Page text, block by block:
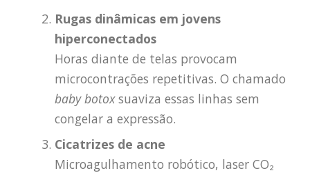
Rugas dinâmicas em jovens
hiperconectados
Horas diante de telas provocam
microcontrações repetitivas. O chamado
baby botoxsuaviza essas linhas sem
congelar a expressão.
Cicatrizes de acne
Microagulhamento robótico, laser CO₂